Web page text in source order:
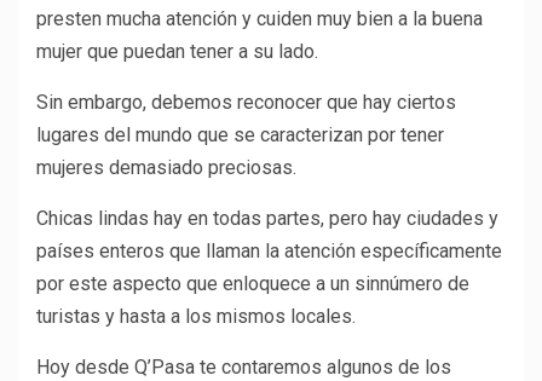
presten mucha atención y cuiden muy bien a la buena
mujer que puedan tener a su lado.
Sin embargo, debemos reconocer que hay ciertos
lugares del mundo que se caracterizan por tener
mujeres demasiado preciosas.
Chicas lindas hay en todas partes, pero hay ciudades y
países enteros que llaman la atención específicamente
por este aspecto que enloquece a un sinnúmero de
turistas y hasta a los mismos locales.
Hoy desde Q’Pasa te contaremos algunos de los